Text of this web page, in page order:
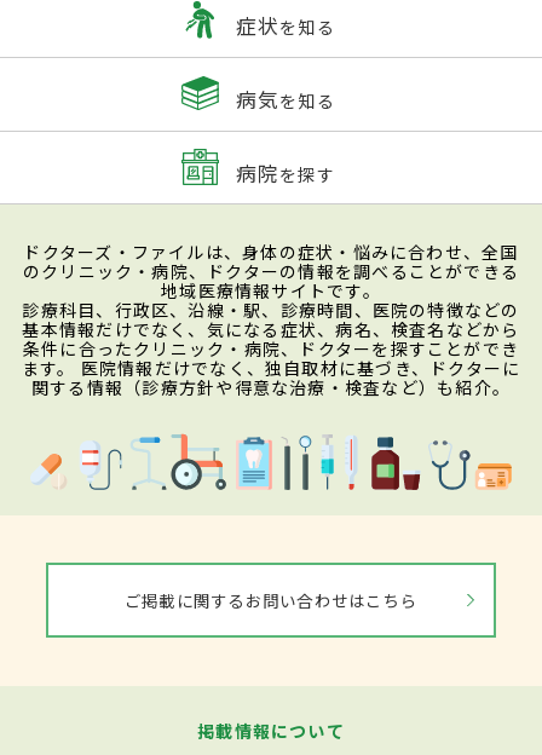
症状を知る
病気を知る
病院を探す
ドクターズ・ファイルは、身体の症状・悩みに合わせ、全国
のクリニック・病院、ドクターの情報を調べることができる
地域医療情報サイトです。
診療科目、行政区、沿線・駅、診療時間、医院の特徴などの
基本情報だけでなく、気になる症状、病名、検査名などから
条件に合ったクリニック・病院、ドクターを探すことができ
ます。 医院情報だけでなく、独自取材に基づき、ドクターに
関する情報（診療方針や得意な治療・検査など）も紹介。
ご掲載に関するお問い合わせはこちら
掲載情報について